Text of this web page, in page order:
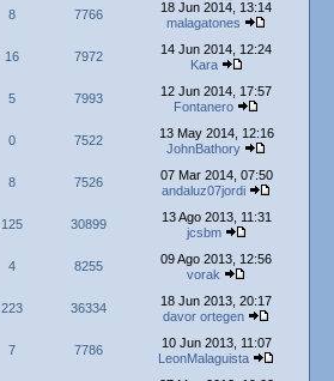
8 7766
18 Jun 2014, 13:14
malagatones
16 7972
14 Jun 2014, 12:24
Kara
5 7993
12 Jun 2014, 17:57
Fontanero
0 7522
13 May 2014, 12:16
JohnBathory
8 7526
07 Mar 2014, 07:50
andaluz07jordi
125 30899
13 Ago 2013, 11:31
jcsbm
4 8255
09 Ago 2013, 12:56
vorak
223 36334
18 Jun 2013, 20:17
davor ortegen
7 7786
10 Jun 2013, 11:07
LeonMalaguista